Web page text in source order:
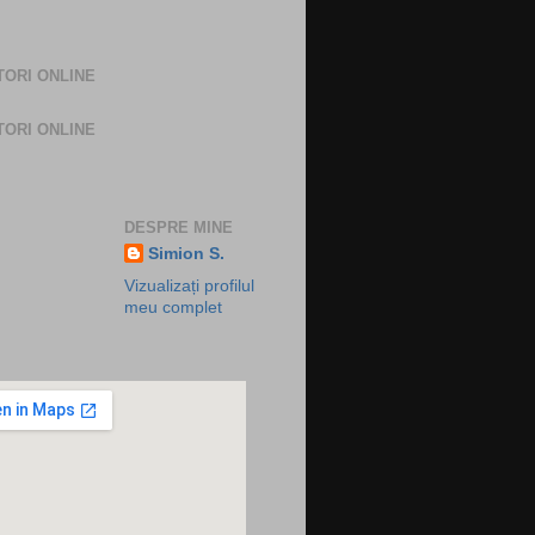
ONLINE
ONLINE
DESPRE MINE
Simion S.
Vizualizați profilul
meu complet